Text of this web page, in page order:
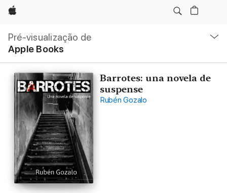
Apple
Pré-visualização de
Apple Books
local
Abrir
menu
Barrotes: una novela de
suspense
Rubén Gozalo